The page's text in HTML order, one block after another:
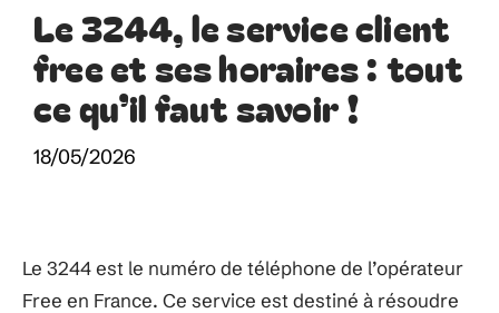
Le 3244, le service client
free et ses horaires : tout
ce qu’il faut savoir !
18/05/2026
Le 3244 est le numéro de téléphone de l’opérateur
Free en France. Ce service est destiné à résoudre